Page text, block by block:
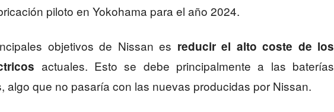
piloto en Yokohama para el año 2024.
objetivos de Nissan es reducir el alto coste de los
actuales. Esto se debe principalmente a las baterías
algo que no pasaría con las nuevas producidas por Nissan.